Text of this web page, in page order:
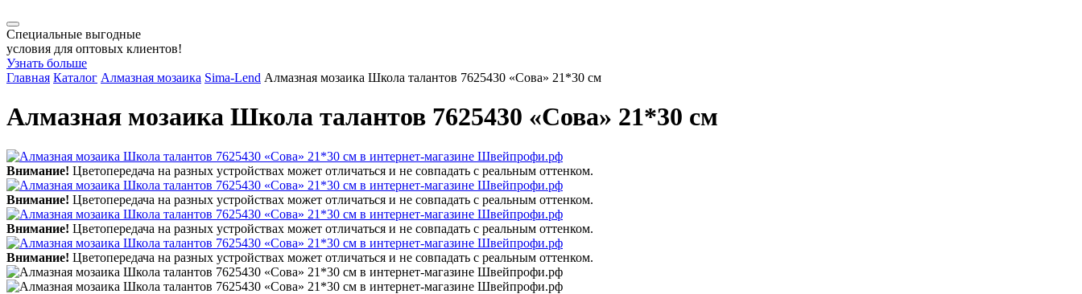
Специальные выгодные
условия для оптовых клиентов!
Узнать больше
Главная Каталог Алмазная мозаика Sima-Lend Алмазная мозаика Школа талантов 7625430 «Сова» 21*30 см
Алмазная мозаика Школа талантов 7625430 «Сова» 21*30 см
Внимание! Цветопередача на разных устройствах может отличаться и не совпадать с реальным оттенком.
Внимание! Цветопередача на разных устройствах может отличаться и не совпадать с реальным оттенком.
Внимание! Цветопередача на разных устройствах может отличаться и не совпадать с реальным оттенком.
Внимание! Цветопередача на разных устройствах может отличаться и не совпадать с реальным оттенком.